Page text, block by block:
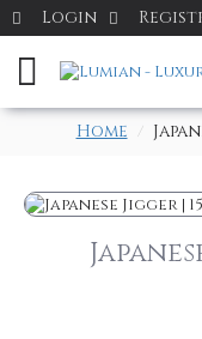
Login
Home